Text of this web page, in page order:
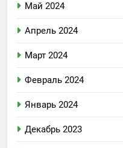
Май 2024
Апрель 2024
Март 2024
Февраль 2024
Январь 2024
Декабрь 2023